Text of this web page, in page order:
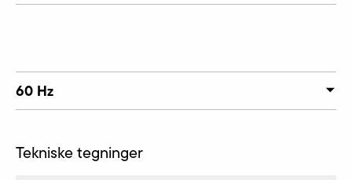
60 Hz
Tekniske tegninger